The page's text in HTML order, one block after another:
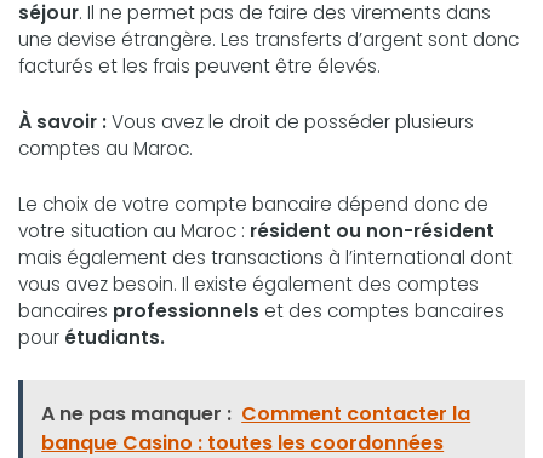
séjour. Il ne permet pas de faire des virements dans
une devise étrangère. Les transferts d’argent sont donc
facturés et les frais peuvent être élevés.
À savoir :Vous avez le droit de posséder plusieurs
comptes au Maroc.
Le choix de votre compte bancaire dépend donc de
votre situation au Maroc : résident ou non-résident
mais également des transactions à l’international dont
vous avez besoin. Il existe également des comptes
bancaires professionnels et des comptes bancaires
pour étudiants.
A ne pas manquer : Comment contacter la
banque Casino : toutes les coordonnées